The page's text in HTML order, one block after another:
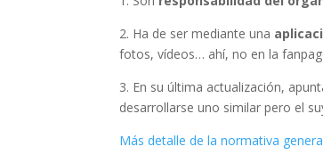
2. Ha de ser mediante una
fotos, vídeos… ahí, no en la
3. En su última actualización,
desarrollarse uno similar pero el
Más detalle de la normativa